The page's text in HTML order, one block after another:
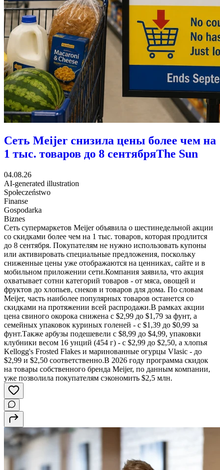
Сеть Meijer снизила цены более чем на
1 тыс. товаров до 8 сентябряThe Sun
04.08.26
AI-generated illustration
Społeczeństwo
Finanse
Gospodarka
Biznes
Сеть супермаркетов Meijer объявила о шестинедельной акции
со скидками более чем на 1 тыс. товаров, которая продлится
до 8 сентября. Покупателям не нужно использовать купоны
или активировать специальные предложения, поскольку
сниженные цены уже отображаются на ценниках, сайте и в
мобильном приложении сети.Компания заявила, что акция
охватывает сотни категорий товаров - от мяса, овощей и
фруктов до хлопьев, снеков и товаров для дома. По словам
Meijer, часть наиболее популярных товаров останется со
скидками на протяжении всей распродажи.В рамках акции
цена свиного окорока снижена с $2,99 до $1,79 за фунт, а
семейных упаковок куриных голеней - с $1,39 до $0,99 за
фунт.Также арбузы подешевели с $8,99 до $4,99, упаковки
клубники весом 16 унций (454 г) - с $2,99 до $2,50, а хлопья
Kellogg's Frosted Flakes и маринованные огурцы Vlasic - до
$2,99 и $2,50 соответственно.В 2026 году программа скидок
на товары собственного бренда Meijer, по данным компании,
уже позволила покупателям сэкономить $2,5 млн.